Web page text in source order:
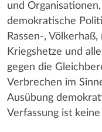
und
demokratische
Rassen-,
Kriegshetze und
gegen die
Verbrechen im
Ausübung
Verfassung ist